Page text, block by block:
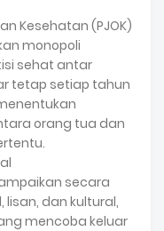
Kesehatan (PJOK)
monopoli
sehat antar
tetap setiap tahun
orang tua dan
secara
lisan, dan kultural,
mencoba keluar